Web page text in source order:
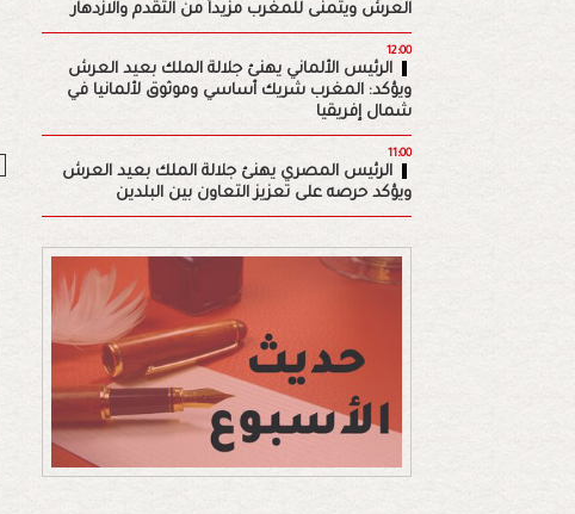
العرش ويتمنى للمغرب مزيداً من التقدم والازدهار
12:00
الرئيس الألماني يهنئ جلالة الملك بعيد العرش
ويؤكد: المغرب شريك أساسي وموثوق لألمانيا في
شمال إفريقيا
11:00
الرئيس المصري يهنئ جلالة الملك بعيد العرش
ويؤكد حرصه على تعزيز التعاون بين البلدين